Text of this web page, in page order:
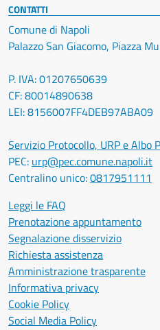
CONTATTI
Comune di Napoli
Palazzo San Giacomo, Piazza
P. IVA: 01207650639
CF: 80014890638
LEI: 8156007FF4DEB97ABA09
Servizio Protocollo, URP e Albo
PEC: urp@pec.comune.napoli.it
Centralino unico:0817951111
Leggi le FAQ
Prenotazione appuntamento
Segnalazione disservizio
Richiesta assistenza
Amministrazione trasparente
Informativa privacy
Cookie Policy
Social Media Policy